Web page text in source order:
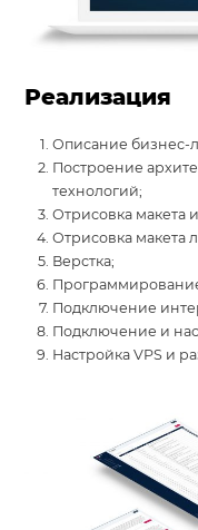
Реализация
Описание бизнес-
Построение
технологий;
Отрисовка макета
Отрисовка макета
Верстка;
Подключение
Подключение и
Настройка VPS и